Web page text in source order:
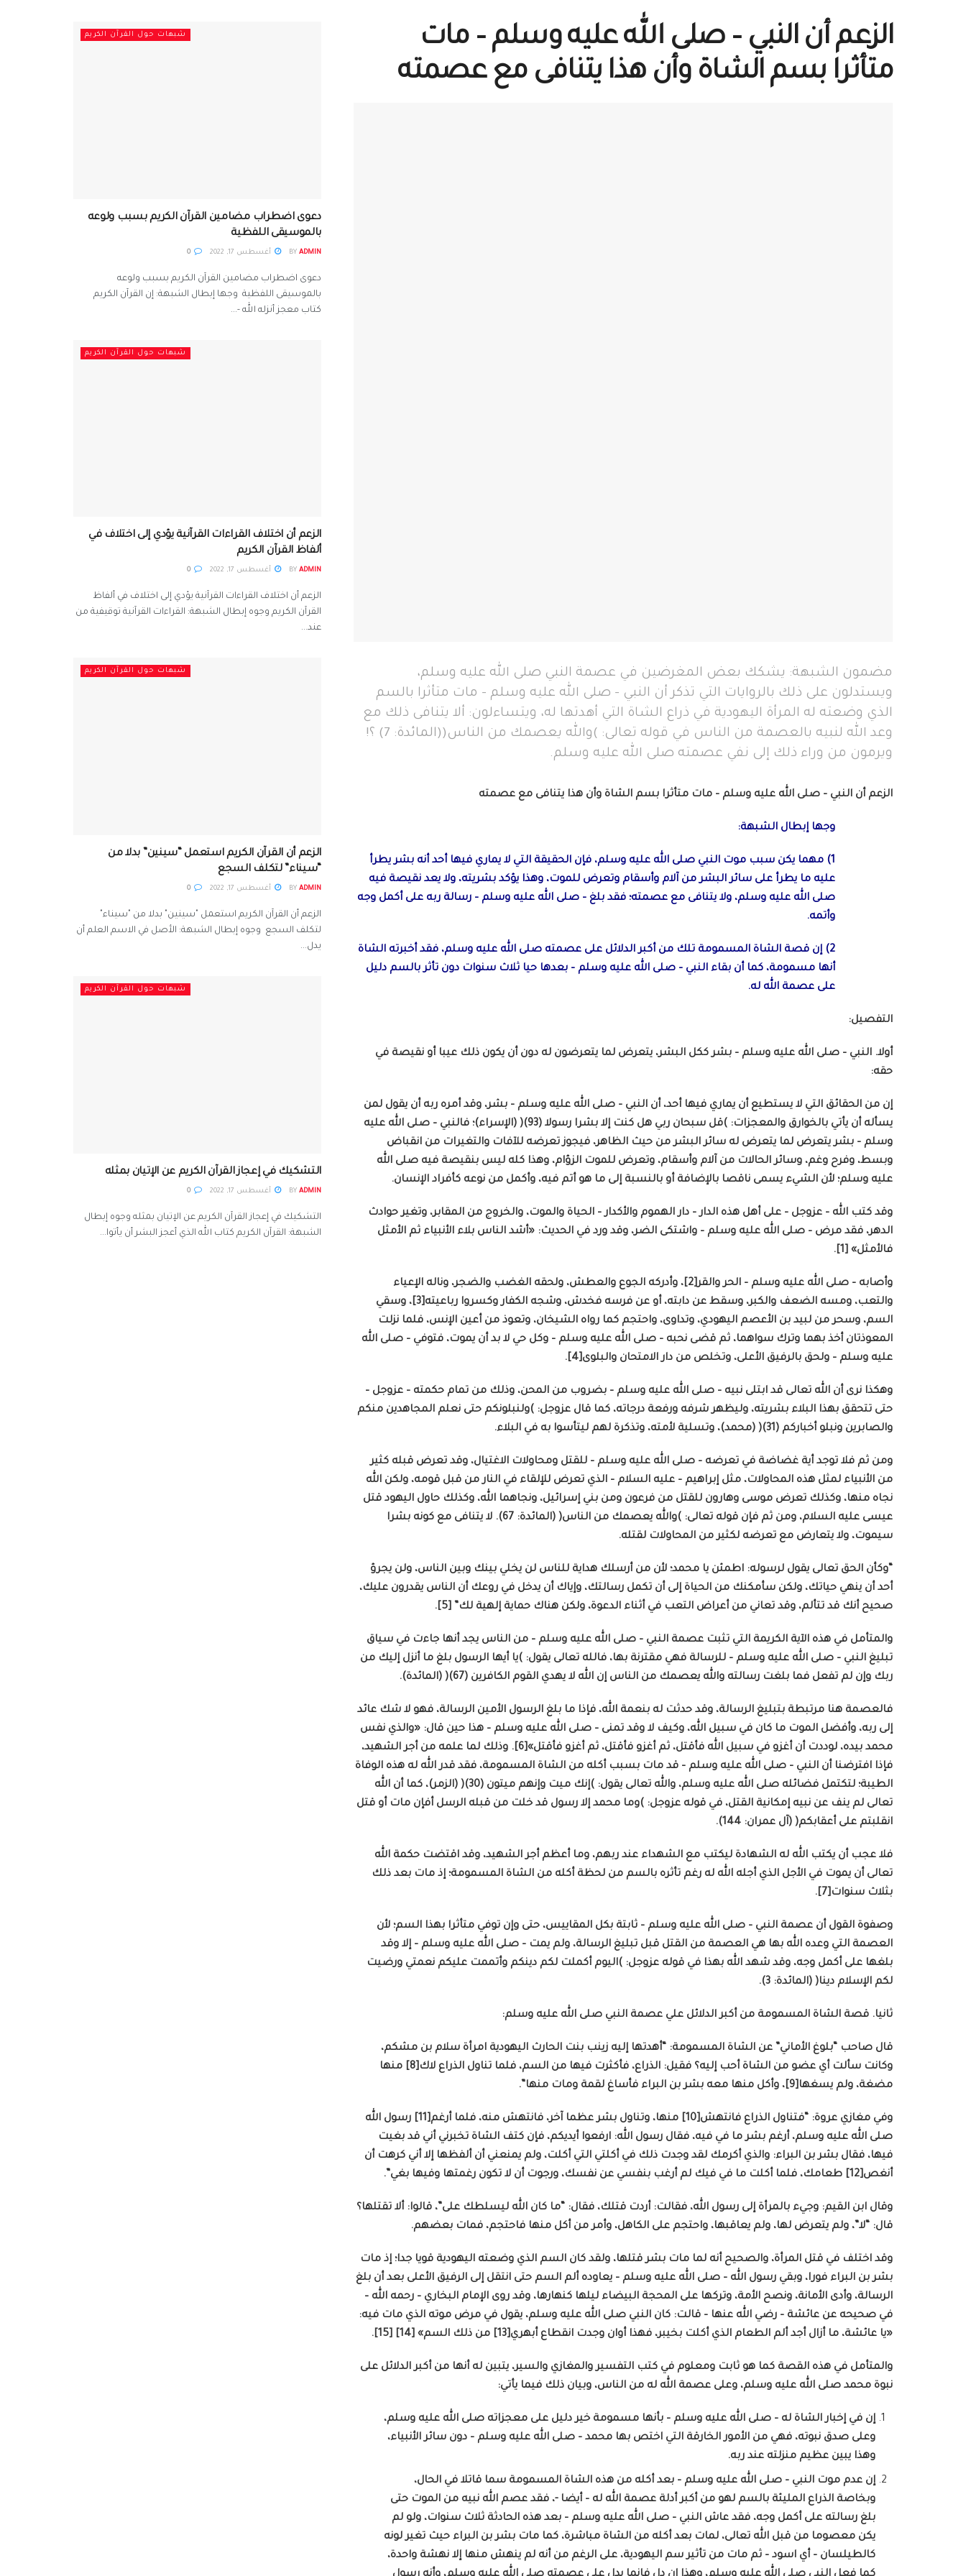
الزعم أن النبي – صلى الله عليه وسلم – مات
متأثرا بسم الشاة وأن هذا يتنافى مع عصمته
مضمون الشبهة: يشكك بعض المغرضين في عصمة النبي صلى الله عليه وسلم،
ويستدلون على ذلك بالروايات التي تذكر أن النبي - صلى الله عليه وسلم - مات متأثرا بالسم
الذي وضعته له المرأة اليهودية في ذراع الشاة التي أهدتها له، ويتساءلون: ألا يتنافى ذلك مع
وعد الله لنبيه بالعصمة من الناس في قوله تعالى: )والله يعصمك من الناس((المائدة: 7) ؟!
ويرمون من وراء ذلك إلى نفي عصمته صلى الله عليه وسلم.
الزعم أن النبي – صلى الله عليه وسلم – مات متأثرا بسم الشاة وأن هذا يتنافى مع عصمته
وجها إبطال الشبهة:
1) مهما يكن سبب موت النبي صلى الله عليه وسلم، فإن الحقيقة التي لا يماري فيها أحد أنه بشر يطرأ
عليه ما يطرأ على سائر البشر من آلام وأسقام وتعرض للموت، وهذا يؤكد بشريته، ولا يعد نقيصة فيه
صلى الله عليه وسلم، ولا يتنافى مع عصمته؛ فقد بلغ – صلى الله عليه وسلم – رسالة ربه على أكمل وجه
وأتمه.
2) إن قصة الشاة المسمومة تلك من أكبر الدلائل على عصمته صلى الله عليه وسلم، فقد أخبرته الشاة
أنها مسمومة، كما أن بقاء النبي – صلى الله عليه وسلم – بعدها حيا ثلاث سنوات دون تأثر بالسم دليل
على عصمة الله له.
التفصيل:
أولا. النبي – صلى الله عليه وسلم – بشر ككل البشر، يتعرض لما يتعرضون له دون أن يكون ذلك عيبا أو نقيصة في
حقه:
إن من الحقائق التي لا يستطيع أن يماري فيها أحد، أن النبي – صلى الله عليه وسلم – بشر، وقد أمره ربه أن يقول لمن
يسأله أن يأتي بالخوارق والمعجزات: )قل سبحان ربي هل كنت إلا بشرا رسولا (93)( (الإسراء)؛ فالنبي – صلى الله عليه
وسلم – بشر يتعرض لما يتعرض له سائر البشر من حيث الظاهر، فيجوز تعرضه للآفات والتغيرات من انقباض
وبسط، وفرح وغم، وسائر الحالات من آلام وأسقام، وتعرض للموت الزؤام، وهذا كله ليس بنقيصة فيه صلى الله
عليه وسلم؛ لأن الشيء يسمى ناقصا بالإضافة أو بالنسبة إلى ما هو أتم فيه، وأكمل من نوعه كأفراد الإنسان.
وقد كتب الله – عزوجل – على أهل هذه الدار – دار الهموم والأكدار – الحياة والموت، والخروج من المقابر، وتغير حوادث
الدهر، فقد مرض – صلى الله عليه وسلم – واشتكى الضر، وقد ورد في الحديث: «أشد الناس بلاء الأنبياء ثم الأمثل
فالأمثل» [1].
وأصابه – صلى الله عليه وسلم – الحر والقر[2]، وأدركه الجوع والعطش، ولحقه الغضب والضجر، وناله الإعياء
والتعب، ومسه الضعف والكبر، وسقط عن دابته، أو عن فرسه فخدش، وشجه الكفار وكسروا رباعيته[3]، وسقي
السم، وسحر من لبيد بن الأعصم اليهودي، وتداوى، واحتجم كما رواه الشيخان، وتعوذ من أعين الإنس، فلما نزلت
المعوذتان أخذ بهما وترك سواهما، ثم قضى نحبه – صلى الله عليه وسلم – وكل حي لا بد أن يموت، فتوفي – صلى الله
عليه وسلم – ولحق بالرفيق الأعلى، وتخلص من دار الامتحان والبلوى[4].
وهكذا نرى أن الله تعالى قد ابتلى نبيه – صلى الله عليه وسلم – بضروب من المحن، وذلك من تمام حكمته – عزوجل –
حتى تتحقق بهذا البلاء بشريته، وليظهر شرفه ورفعة درجاته، كما قال عزوجل: )ولنبلونكم حتى نعلم المجاهدين منكم
والصابرين ونبلو أخباركم (31)( (محمد)، وتسلية لأمته، وتذكرة لهم ليتأسوا به في البلاء.
ومن ثم فلا توجد أية غضاضة في تعرضه – صلى الله عليه وسلم – للقتل ومحاولات الاغتيال، وقد تعرض قبله كثير
من الأنبياء لمثل هذه المحاولات، مثل إبراهيم – عليه السلام – الذي تعرض للإلقاء في النار من قبل قومه، ولكن الله
نجاه منها، وكذلك تعرض موسى وهارون للقتل من فرعون ومن بني إسرائيل، ونجاهما الله، وكذلك حاول اليهود قتل
عيسى عليه السلام، ومن ثم فإن قوله تعالى: )والله يعصمك من الناس( (المائدة: 67). لا يتنافى مع كونه بشرا
سيموت، ولا يتعارض مع تعرضه لكثير من المحاولات لقتله.
“وكأن الحق تعالى يقول لرسوله: اطمئن يا محمد؛ لأن من أرسلك هداية للناس لن يخلي بينك وبين الناس، ولن يجرؤ
أحد أن ينهي حياتك، ولكن سأمكنك من الحياة إلى أن تكمل رسالتك، وإياك أن يدخل في روعك أن الناس يقدرون عليك،
صحيح أنك قد تتألم، وقد تعاني من أعراض التعب في أثناء الدعوة، ولكن هناك حماية إلهية لك” [5].
والمتأمل في هذه الآية الكريمة التي تثبت عصمة النبي – صلى الله عليه وسلم – من الناس يجد أنها جاءت في سياق
تبليغ النبي – صلى الله عليه وسلم – للرسالة فهي مقترنة بها، فالله تعالى يقول: )يا أيها الرسول بلغ ما أنزل إليك من
ربك وإن لم تفعل فما بلغت رسالته والله يعصمك من الناس إن الله لا يهدي القوم الكافرين (67)( (المائدة).
فالعصمة هنا مرتبطة بتبليغ الرسالة، وقد حدثت له بنعمة الله، فإذا ما بلغ الرسول الأمين الرسالة، فهو لا شك عائد
إلى ربه، وأفضل الموت ما كان في سبيل الله، وكيف لا وقد تمنى – صلى الله عليه وسلم – هذا حين قال: «والذي نفس
محمد بيده، لوددت أن أغزو في سبيل الله فأقتل، ثم أغزو فأقتل، ثم أغزو فأقتل»[6]. وذلك لما علمه من أجر الشهيد،
فإذا افترضنا أن النبي – صلى الله عليه وسلم – قد مات بسبب أكله من الشاة المسمومة، فقد قدر الله له هذه الوفاة
الطيبة؛ لتكتمل فضائله صلى الله عليه وسلم، والله تعالى يقول: )إنك ميت وإنهم ميتون (30)( (الزمر)، كما أن الله
تعالى لم ينف عن نبيه إمكانية القتل، في قوله عزوجل: )وما محمد إلا رسول قد خلت من قبله الرسل أفإن مات أو قتل
انقلبتم على أعقابكم( (آل عمران: 144).
فلا عجب أن يكتب الله له الشهادة ليكتب مع الشهداء عند ربهم، وما أعظم أجر الشهيد، وقد اقتضت حكمة الله
تعالى أن يموت في الأجل الذي أجله الله له رغم تأثره بالسم من لحظة أكله من الشاة المسمومة؛ إذ مات بعد ذلك
بثلاث سنوات[7].
وصفوة القول أن عصمة النبي – صلى الله عليه وسلم – ثابتة بكل المقاييس، حتى وإن توفي متأثرا بهذا السم؛ لأن
العصمة التي وعده الله بها هي العصمة من القتل قبل تبليغ الرسالة، ولم يمت – صلى الله عليه وسلم – إلا وقد
بلغها على أكمل وجه، وقد شهد الله بهذا في قوله عزوجل: )اليوم أكملت لكم دينكم وأتممت عليكم نعمتي ورضيت
لكم الإسلام دينا( (المائدة: 3).
ثانيا. قصة الشاة المسمومة من أكبر الدلائل علي عصمة النبي صلى الله عليه وسلم:
قال صاحب “بلوغ الأماني” عن الشاة المسمومة: “أهدتها إليه زينب بنت الحارث اليهودية امرأة سلام بن مشكم،
وكانت سألت أي عضو من الشاة أحب إليه؟ فقيل: الذراع، فأكثرت فيها من السم، فلما تناول الذراع لاك[8] منها
مضغة، ولم يسغها[9]، وأكل منها معه بشر بن البراء فأساغ لقمة ومات منها”.
وفي مغازي عروة: “فتناول الذراع فانتهش[10] منها، وتناول بشر عظما آخر، فانتهش منه، فلما أرغم[11] رسول الله
صلى الله عليه وسلم، أرغم بشر ما في فيه، فقال رسول الله: ارفعوا أيديكم، فإن كتف الشاة تخبرني أني قد بغيت
فيها، فقال بشر بن البراء: والذي أكرمك لقد وجدت ذلك في أكلتي التي أكلت، ولم يمنعني أن ألفظها إلا أني كرهت أن
أنغص[12] طعامك، فلما أكلت ما في فيك لم أرغب بنفسي عن نفسك، ورجوت أن لا تكون رغمتها وفيها بغي”.
وقال ابن القيم: وجيء بالمرأة إلى رسول الله، فقالت: أردت قتلك، فقال: “ما كان الله ليسلطك على”، قالوا: ألا تقتلها؟
قال: “لا”، ولم يتعرض لها، ولم يعاقبها، واحتجم على الكاهل، وأمر من أكل منها فاحتجم، فمات بعضهم.
وقد اختلف في قتل المرأة، والصحيح أنه لما مات بشر قتلها، ولقد كان السم الذي وضعته اليهودية قويا جدا؛ إذ مات
بشر بن البراء فورا، وبقي رسول الله – صلى الله عليه وسلم – يعاوده ألم السم حتى انتقل إلى الرفيق الأعلى بعد أن بلغ
الرسالة، وأدى الأمانة، ونصح الأمة، وتركها على المحجة البيضاء ليلها كنهارها، وقد روى الإمام البخاري – رحمه الله –
في صحيحه عن عائشة – رضي الله عنها – قالت: كان النبي صلى الله عليه وسلم، يقول في مرض موته الذي مات فيه:
«يا عائشة، ما أزال أجد ألم الطعام الذي أكلت بخيبر، فهذا أوان وجدت انقطاع أبهري[13] من ذلك السم» [14] [15].
والمتأمل في هذه القصة كما هو ثابت ومعلوم في كتب التفسير والمغازي والسير، يتبين له أنها من أكبر الدلائل على
نبوة محمد صلى الله عليه وسلم، وعلى عصمة الله له من الناس، وبيان ذلك فيما يأتي:
إن في إخبار الشاة له – صلى الله عليه وسلم – بأنها مسمومة خير دليل على معجزاته صلى الله عليه وسلم،
وعلى صدق نبوته، فهي من الأمور الخارقة التي اختص بها محمد – صلى الله عليه وسلم – دون سائر الأنبياء،
وهذا يبين عظيم منزلته عند ربه.
إن عدم موت النبي – صلى الله عليه وسلم – بعد أكله من هذه الشاة المسمومة سما قاتلا في الحال،
وبخاصة الذراع المليئة بالسم لهو من أكبر أدلة عصمة الله له – أيضا -، فقد عصم الله نبيه من الموت حتى
بلغ رسالته على أكمل وجه، فقد عاش النبي – صلى الله عليه وسلم – بعد هذه الحادثة ثلاث سنوات، ولو لم
يكن معصوما من قبل الله تعالى، لمات بعد أكله من الشاة مباشرة، كما مات بشر بن البراء حيث تغير لونه
كالطيلسان – أي اسود – ثم مات من تأثير سم اليهودية، على الرغم من أنه لم ينهش منها إلا نهشة واحدة،
شبهات حول القرآن الكريم
دعوى اضطراب مضامين القرآن الكريم بسبب ولوعه
بالموسيقى اللفظية
BY ADMIN أغسطس 17, 2022 0
دعوى اضطراب مضامين القرآن الكريم بسبب ولوعه
بالموسيقى اللفظية وجها إبطال الشبهة: إن القرآن الكريم
كتاب معجز أنزله الله -...
شبهات حول القرآن الكريم
الزعم أن اختلاف القراءات القرآنية يؤدي إلى اختلاف في
ألفاظ القرآن الكريم
BY ADMIN أغسطس 17, 2022 0
الزعم أن اختلاف القراءات القرآنية يؤدي إلى اختلاف في ألفاظ
القرآن الكريم وجوه إبطال الشبهة: القراءات القرآنية توقيفية من
عند...
شبهات حول القرآن الكريم
الزعم أن القرآن الكريم استعمل “سينين” بدلا من
“سيناء” لتكلف السجع
BY ADMIN أغسطس 17, 2022 0
الزعم أن القرآن الكريم استعمل "سينين" بدلا من "سيناء"
لتكلف السجع وجوه إبطال الشبهة: الأصل في الاسم العلم أن
يدل...
شبهات حول القرآن الكريم
التشكيك في إعجاز القرآن الكريم عن الإتيان بمثله
BY ADMIN أغسطس 17, 2022 0
التشكيك في إعجاز القرآن الكريم عن الإتيان بمثله وجوه إبطال
الشبهة: القرآن الكريم كتاب الله الذي أعجز البشر أن يأتوا...